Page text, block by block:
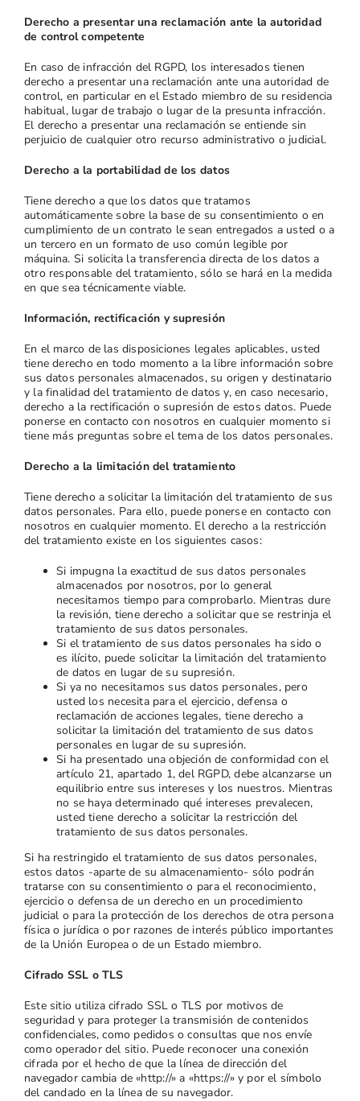
Derecho a presentar una reclamación ante la autoridad
de control competente
En caso de infracción del RGPD, los interesados tienen
derecho a presentar una reclamación ante una autoridad de
control, en particular en el Estado miembro de su residencia
habitual, lugar de trabajo o lugar de la presunta infracción.
El derecho a presentar una reclamación se entiende sin
perjuicio de cualquier otro recurso administrativo o judicial.
Derecho a la portabilidad de los datos
Tiene derecho a que los datos que tratamos
automáticamente sobre la base de su consentimiento o en
cumplimiento de un contrato le sean entregados a usted o a
un tercero en un formato de uso común legible por
máquina. Si solicita la transferencia directa de los datos a
otro responsable del tratamiento, sólo se hará en la medida
en que sea técnicamente viable.
Información, rectificación y supresión
En el marco de las disposiciones legales aplicables, usted
tiene derecho en todo momento a la libre información sobre
sus datos personales almacenados, su origen y destinatario
y la finalidad del tratamiento de datos y, en caso necesario,
derecho a la rectificación o supresión de estos datos. Puede
ponerse en contacto con nosotros en cualquier momento si
tiene más preguntas sobre el tema de los datos personales.
Derecho a la limitación del tratamiento
Tiene derecho a solicitar la limitación del tratamiento de sus
datos personales. Para ello, puede ponerse en contacto con
nosotros en cualquier momento. El derecho a la restricción
del tratamiento existe en los siguientes casos:
Si impugna la exactitud de sus datos personales
almacenados por nosotros, por lo general
necesitamos tiempo para comprobarlo. Mientras dure
la revisión, tiene derecho a solicitar que se restrinja el
tratamiento de sus datos personales.
Si el tratamiento de sus datos personales ha sido o
es ilícito, puede solicitar la limitación del tratamiento
de datos en lugar de su supresión.
Si ya no necesitamos sus datos personales, pero
usted los necesita para el ejercicio, defensa o
reclamación de acciones legales, tiene derecho a
solicitar la limitación del tratamiento de sus datos
personales en lugar de su supresión.
Si ha presentado una objeción de conformidad con el
artículo 21, apartado 1, del RGPD, debe alcanzarse un
equilibrio entre sus intereses y los nuestros. Mientras
no se haya determinado qué intereses prevalecen,
usted tiene derecho a solicitar la restricción del
tratamiento de sus datos personales.
Si ha restringido el tratamiento de sus datos personales,
estos datos -aparte de su almacenamiento- sólo podrán
tratarse con su consentimiento o para el reconocimiento,
ejercicio o defensa de un derecho en un procedimiento
judicial o para la protección de los derechos de otra persona
física o jurídica o por razones de interés público importantes
de la Unión Europea o de un Estado miembro.
Cifrado SSL o TLS
Este sitio utiliza cifrado SSL o TLS por motivos de
seguridad y para proteger la transmisión de contenidos
confidenciales, como pedidos o consultas que nos envíe
como operador del sitio. Puede reconocer una conexión
cifrada por el hecho de que la línea de dirección del
navegador cambia de «http://» a «https://» y por el símbolo
del candado en la línea de su navegador.